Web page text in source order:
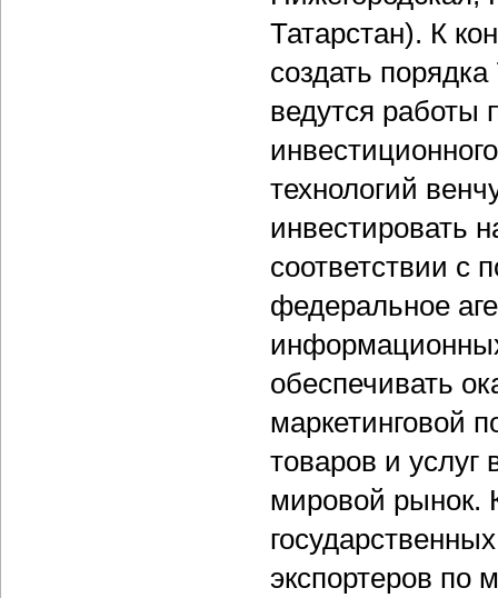
Татарстан). К
создать
ведутся работы
технологий
инвестировать
соответствии с
федеральное
обеспечивать
маркетинговой
товаров и
мировой рынок.
экспортеров по